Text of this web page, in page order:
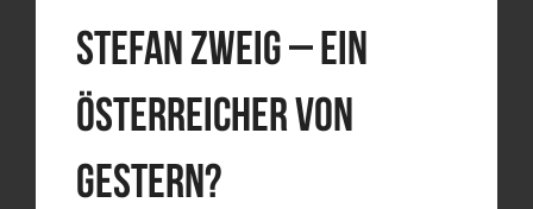
Stefan Zweig – Ein
Österreicher von
gestern?